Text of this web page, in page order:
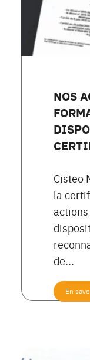
NOS
Cisteo
la
de...
En